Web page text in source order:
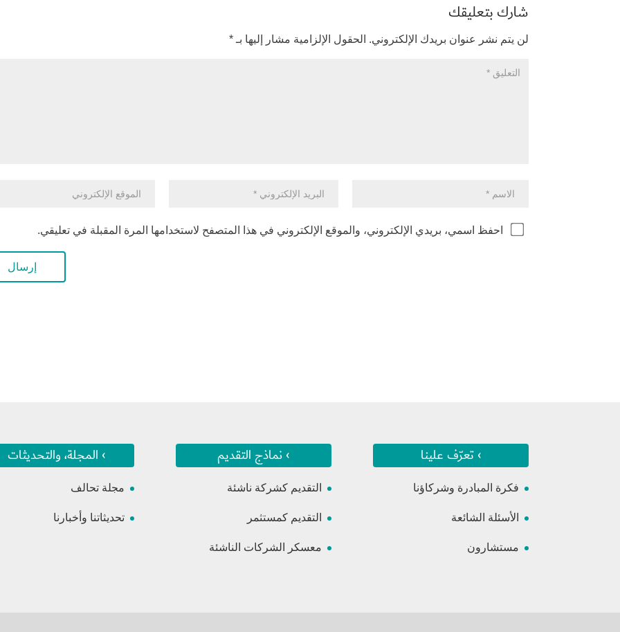
شارك بتعليقك
لن يتم نشر عنوان بريدك الإلكتروني. الحقول الإلزامية مشار إليها بـ *
احفظ اسمي، بريدي الإلكتروني، والموقع الإلكتروني في هذا المتصفح لاستخدامها المرة المقبلة في تعليقي.
› تعرّف علينا
فكرة المبادرة وشركاؤنا
الأسئلة الشائعة
مستشارون
› نماذج التقديم
التقديم كشركة ناشئة
التقديم كمستثمر
معسكر الشركات الناشئة
› المجلة، والتحديثات
مجلة تحالف
تحديثاتنا وأخبارنا